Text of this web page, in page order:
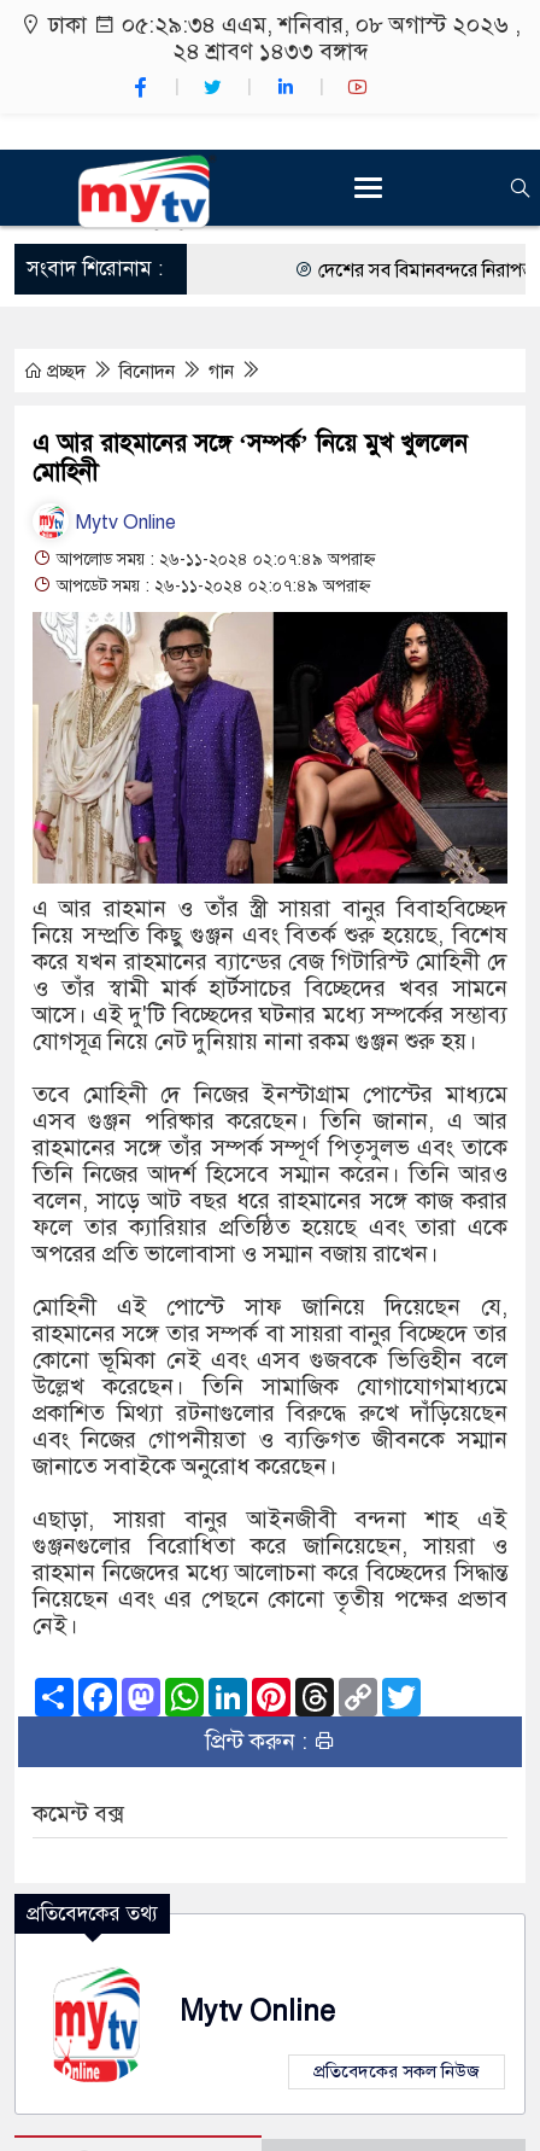
ঢাকা ০৫:২৯:৩৫ এএম, শনিবার, ০৮ অগাস্ট ২০২৬ ,
২৪ শ্রাবণ ১৪৩৩ বঙ্গাব্দ
সংবাদ শিরোনাম : দেশের সব বিমানবন্দরে নিরাপত্তা
কর্মসূচীর শুভসূচনা।
থাকায় বিক্রিতে নিষেধাজ্ঞা
অত্যাচারের ছবি যেন আর তুলতে
আলাল
‘গুলশানের চামেলি’তে ভিন্ন রূপে
যৌনকর্মীর দালাল চরিত্রে
সারজিস-পাটোয়ারীসহ ১০ জনের
গুলশান থেকে সাবেক মন্ত্রী লতিফ
‘স্কুটি নাকি গোল্ড?’
এর ফ্রিডম ব্র্যান্ড, বাড়ল ক্যাম্পেইনের
সংবিধান অনুযায়ী যথাসময়ে
১৫২২ পুলিশ সদস্যকে চাকরিতে
খিলক্ষেত থানা বিএনপির যুগ্ম
দেশের ৬ অঞ্চলে ঝড়ের আভাস
সার্ককে আরও গতিশীল করতে চায়
প্রেমের সম্পর্ক ছিন্ন না করায় মা-
প্রধানমন্ত্রীর সঙ্গে নবনিযুক্ত
হামের উপসর্গে আরও ৬ প্রাণহানি,
অবশেষে পদত্যাগ করলেন ভারতের
জামায়াত ফেরেশতাদের দল নয়,
প্রচ্ছদ বিনোদন গান
এ আর রাহমানের সঙ্গে ‘সম্পর্ক’ নিয়ে মুখ খুললেন
মোহিনী
Mytv Online
আপলোড সময় : ২৬-১১-২০২৪ ০২:০৭:৪৯ অপরাহ্ন
আপডেট সময় : ২৬-১১-২০২৪ ০২:০৭:৪৯ অপরাহ্ন
এ আর রাহমান ও তাঁর স্ত্রী সায়রা বানুর বিবাহবিচ্ছেদ
নিয়ে সম্প্রতি কিছু গুঞ্জন এবং বিতর্ক শুরু হয়েছে, বিশেষ
করে যখন রাহমানের ব্যান্ডের বেজ গিটারিস্ট মোহিনী দে
ও তাঁর স্বামী মার্ক হার্টসাচের বিচ্ছেদের খবর সামনে
আসে। এই দু'টি বিচ্ছেদের ঘটনার মধ্যে সম্পর্কের সম্ভাব্য
যোগসূত্র নিয়ে নেট দুনিয়ায় নানা রকম গুঞ্জন শুরু হয়।
তবে মোহিনী দে নিজের ইনস্টাগ্রাম পোস্টের মাধ্যমে
এসব গুঞ্জন পরিষ্কার করেছেন। তিনি জানান, এ আর
রাহমানের সঙ্গে তাঁর সম্পর্ক সম্পূর্ণ পিতৃসুলভ এবং তাকে
তিনি নিজের আদর্শ হিসেবে সম্মান করেন। তিনি আরও
বলেন, সাড়ে আট বছর ধরে রাহমানের সঙ্গে কাজ করার
ফলে তার ক্যারিয়ার প্রতিষ্ঠিত হয়েছে এবং তারা একে
অপরের প্রতি ভালোবাসা ও সম্মান বজায় রাখেন।
মোহিনী এই পোস্টে সাফ জানিয়ে দিয়েছেন যে,
রাহমানের সঙ্গে তার সম্পর্ক বা সায়রা বানুর বিচ্ছেদে তার
কোনো ভূমিকা নেই এবং এসব গুজবকে ভিত্তিহীন বলে
উল্লেখ করেছেন। তিনি সামাজিক যোগাযোগমাধ্যমে
প্রকাশিত মিথ্যা রটনাগুলোর বিরুদ্ধে রুখে দাঁড়িয়েছেন
এবং নিজের গোপনীয়তা ও ব্যক্তিগত জীবনকে সম্মান
জানাতে সবাইকে অনুরোধ করেছেন।
এছাড়া, সায়রা বানুর আইনজীবী বন্দনা শাহ এই
গুঞ্জনগুলোর বিরোধিতা করে জানিয়েছেন, সায়রা ও
রাহমান নিজেদের মধ্যে আলোচনা করে বিচ্ছেদের সিদ্ধান্ত
নিয়েছেন এবং এর পেছনে কোনো তৃতীয় পক্ষের প্রভাব
নেই।
ShareFacebook
Mastodon
WhatsApp
LinkedInPinterest
Threads
Copy
Link
প্রিন্ট করুন :
কমেন্ট বক্স
প্রতিবেদকের তথ্য
Mytv Online
প্রতিবেদকের সকল নিউজ